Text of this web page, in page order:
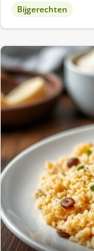
Bijgerechten